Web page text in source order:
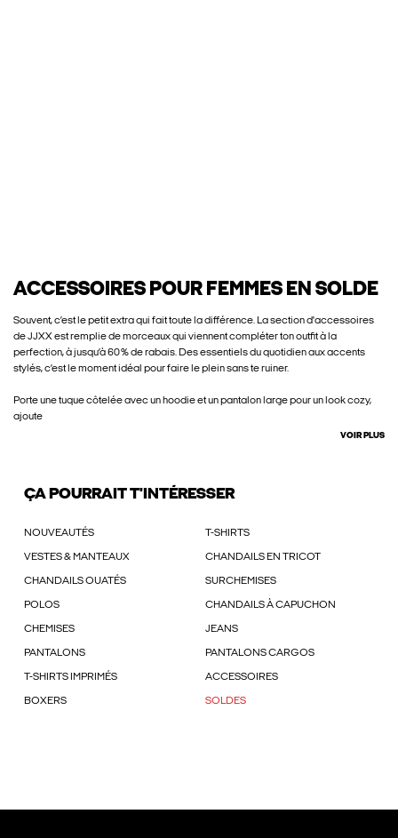
ACCESSOIRES POUR FEMMES EN SOLDE
Souvent, c’est le petit extra qui fait toute la différence. La section d'accessoires
de JJXX est remplie de morceaux qui viennent compléter ton outfit à la
perfection, à jusqu’à 60 % de rabais. Des essentiels du quotidien aux accents
stylés, c’est le moment idéal pour faire le plein sans te ruiner.
Porte une tuque côtelée avec un hoodie et un pantalon large pour un look cozy,
ajoute
VOIR PLUS
ÇA POURRAIT T'INTÉRESSER
NOUVEAUTÉS T-SHIRTS
VESTES & MANTEAUX CHANDAILS EN TRICOT
CHANDAILS OUATÉS SURCHEMISES
POLOS CHANDAILS À CAPUCHON
CHEMISES JEANS
PANTALONS PANTALONS CARGOS
T-SHIRTS IMPRIMÉS ACCESSOIRES
BOXERS SOLDES